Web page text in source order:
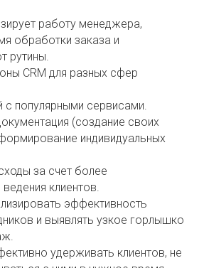
работу менеджера,
обработки заказа и
рутины.
CRM для разных сфер
с популярными сервисами.
(создание своих
индивидуальных
за счет более
клиентов.
эффективность
и выявлять узкое горлышко
удерживать клиентов, не